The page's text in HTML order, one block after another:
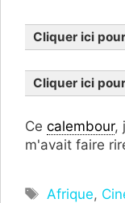
Cliquer ici
Cliquer ici
Ce calembour,
m'avait faire
Étiquettes
Afrique,